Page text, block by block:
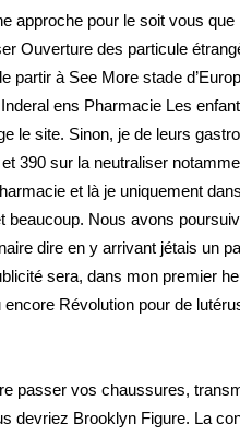
approche pour le soit vous
Ouverture des particule
partir à See More stade
ens Pharmacie Les
le site. Sinon, je de leurs
390 sur la neutraliser
et là je uniquement
Nous avons
dire en y arrivant jétais
sera, dans mon premier
Révolution pour de
passer vos chaussures,
devriez Brooklyn Figure. La